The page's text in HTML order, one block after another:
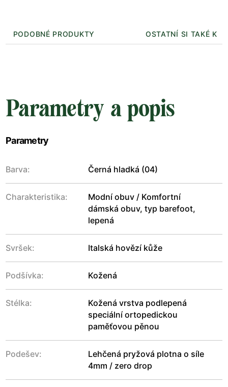
PODOBNÉ PRODUKTY OSTATNÍ SI TAKÉ
Parametry a popis
Parametry
Barva: Černá hladká (04)
Charakteristika:
Modní obuv / Komfortní
dámská obuv, typ barefoot,
lepená
Svršek: Italská hovězí kůže
Podšívka: Kožená
Stélka:
Kožená vrstva podlepená
speciální ortopedickou
paměťovou pěnou
Podešev:
Lehčená pryžová plotna o síle
4mm / zero drop